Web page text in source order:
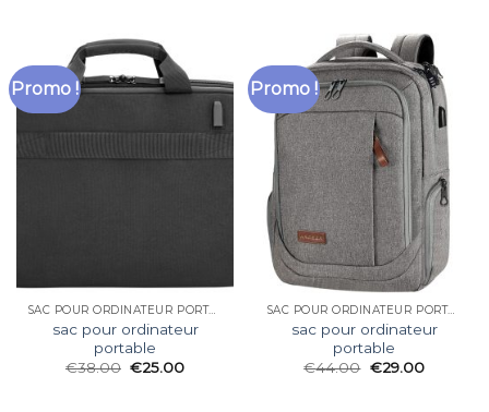
Promo !
SAC POUR ORDINATEUR PORTABLE
sac pour ordinateur
portable
€38.00 €25.00
Promo !
SAC POUR ORDINATEUR PORTABLE
sac pour ordinateur
portable
€44.00 €29.00